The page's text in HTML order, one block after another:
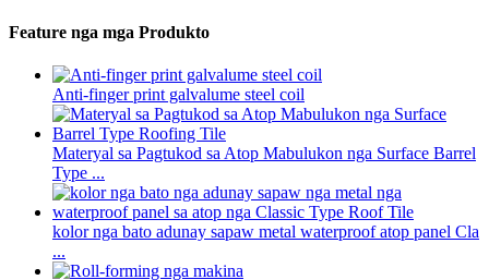
Feature nga mga Produkto
Anti-finger print galvalume steel coil
Materyal sa Pagtukod sa Atop Mabulukon nga Surface Barrel
Type ...
kolor nga bato adunay sapaw metal waterproof atop panel Cla
...